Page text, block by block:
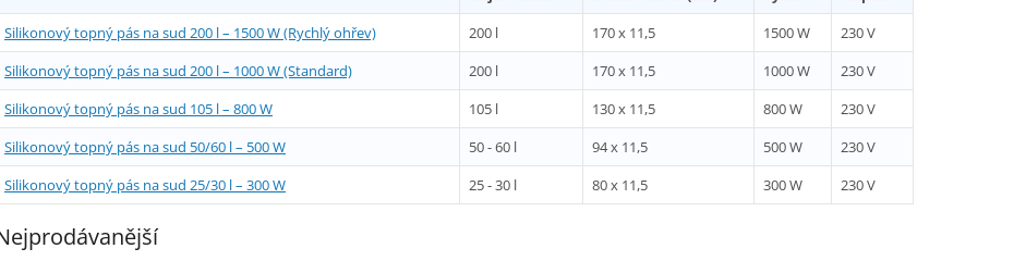
Silikonový topný pás na sud 200 l – 1500 W (Rychlý ohřev)
200 l 170 x 11,5 1500 W
230 V
Silikonový topný pás na sud 200 l – 1000 W (Standard)
200 l 170 x 11,5 1000 W
230 V
Silikonový topný pás na sud 105 l – 800 W
105 l 130 x 11,5 800 W
230 V
Silikonový topný pás na sud 50/60 l – 500 W
50 - 60 l 94 x 11,5 500 W
230 V
Silikonový topný pás na sud 25/30 l – 300 W
25 - 30 l 80 x 11,5 300 W 230 V